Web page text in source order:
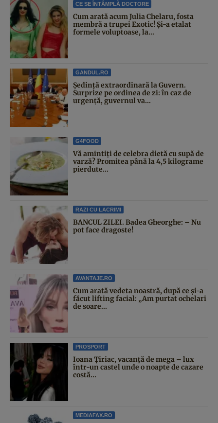
CE SE ÎNTÂMPLĂ DOCTORE
Cum arată acum Julia Chelaru, fosta
membră a trupei Exotic! Și-a etalat
formele voluptoase, la...
GANDUL.RO
Şedinţă extraordinară la Guvern.
Surprize pe ordinea de zi: în caz de
urgență, guvernul va...
G4FOOD
Vă amintiți de celebra dietă cu supă de
varză? Promitea până la 4,5 kilograme
pierdute...
RAZI CU LACRIMI
BANCUL ZILEI. Badea Gheorghe: – Nu
pot face dragoste!
AVANTAJE.RO
Cum arată vedeta noastră, după ce și-a
făcut lifting facial: „Am purtat ochelari
de soare...
PROSPORT
Ioana Țiriac, vacanță de mega – lux
într-un castel unde o noapte de cazare
costă...
MEDIAFAX.RO